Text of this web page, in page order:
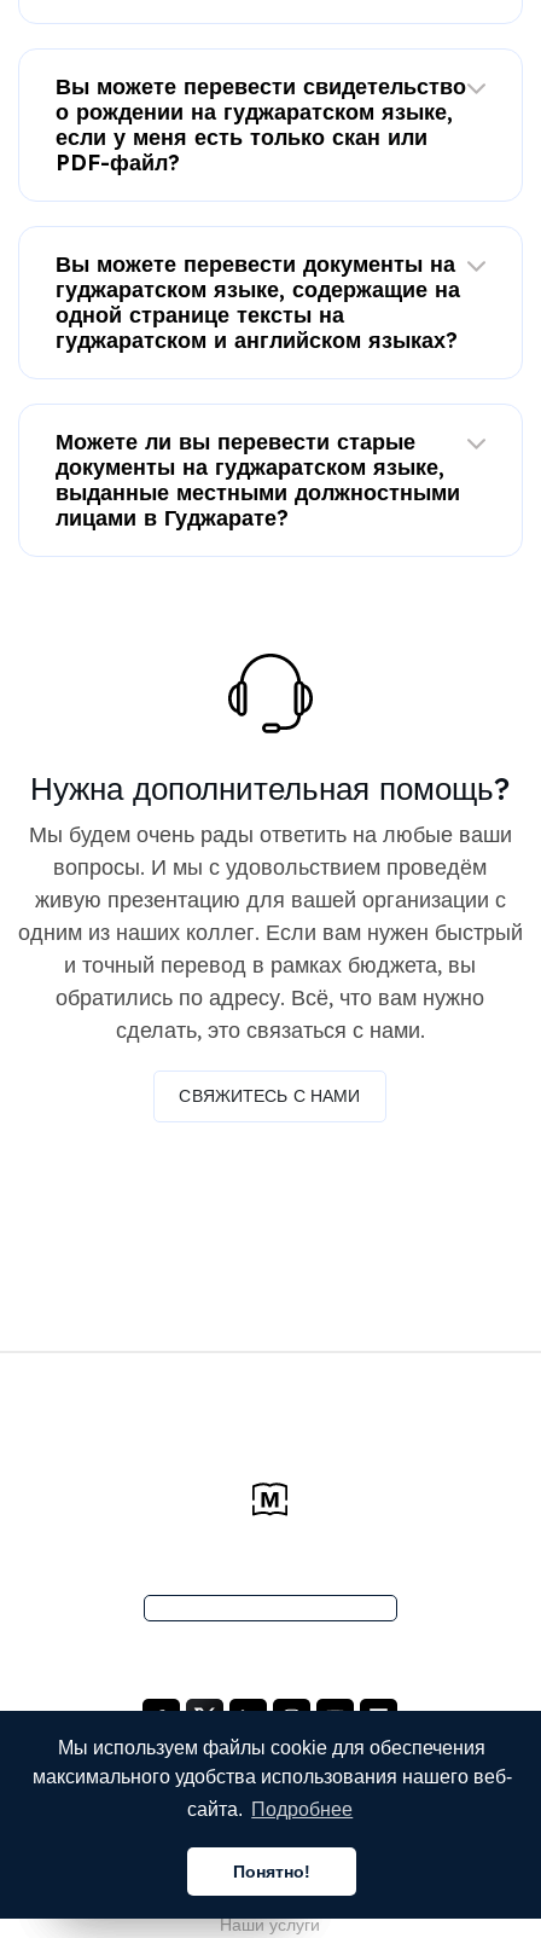
Мы используем файлы cookie для обеспечения
максимального удобства использования нашего веб-
сайта. Подробнее
Понятно!
Вы можете перевести свидетельство
о рождении на гуджаратском языке,
если у меня есть только скан или
PDF-файл?
Вы можете перевести документы на
гуджаратском языке, содержащие на
одной странице тексты на
гуджаратском и английском языках?
Можете ли вы перевести старые
документы на гуджаратском языке,
выданные местными должностными
лицами в Гуджарате?
Нужна дополнительная помощь?
Мы будем очень рады ответить на любые ваши
вопросы. И мы с удовольствием проведём
живую презентацию для вашей организации с
одним из наших коллег. Если вам нужен быстрый
и точный перевод в рамках бюджета, вы
обратились по адресу. Всё, что вам нужно
сделать, это связаться с нами.
СВЯЖИТЕСЬ С НАМИ
О компании
Наши услуги
Русский
Русский
Русский